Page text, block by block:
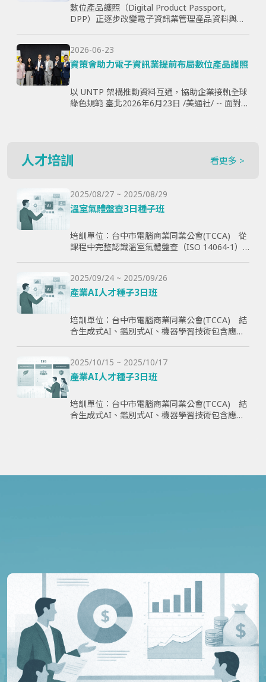
數位產品護照（Digital Product Passport,
DPP）正逐步改變電子資訊業管理產品資料與供
購、製...
2026-06-23
資策會助力電子資訊業提前布局數位產品護照
以 UNTP 架構推動資料互通，協助企業接軌全球
綠色規範 臺北2026年6月23日 /美通社/ -- 面對歐
人才培訓 看更多 >
2025/08/27 ~ 2025/08/29
溫室氣體盤查3日種子班
培訓單位：台中市電腦商業同業公會(TCCA) 從
課程中完整認識溫室氣體盤查（ISO 14064-1）
幫助學員更好了解ESG與碳排放管理的實際應
用，提高企業實現減碳目標。
2025/09/24 ~ 2025/09/26
產業AI人才種子3日班
培訓單位：台中市電腦商業同業公會(TCCA) 結
合生成式AI、鑑別式AI、機器學習技術包含應用
力。
2025/10/15 ~ 2025/10/17
產業AI人才種子3日班
培訓單位：台中市電腦商業同業公會(TCCA) 結
合生成式AI、鑑別式AI、機器學習技術包含應用